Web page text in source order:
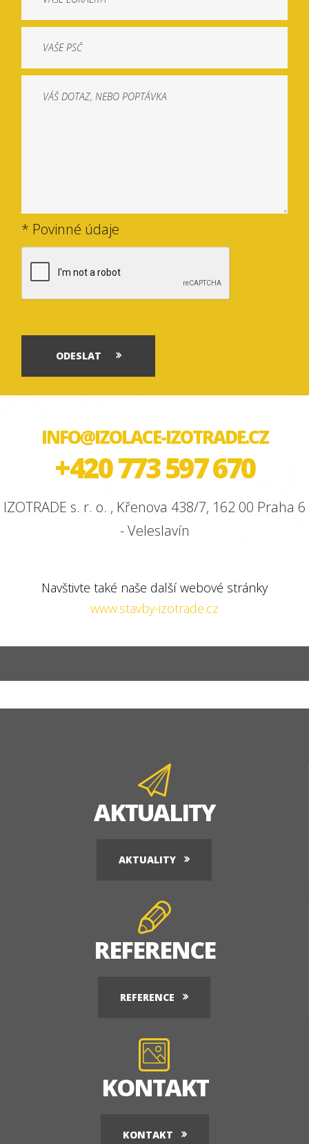
* Povinné údaje
ODESLAT
INFO@IZOLACE-IZOTRADE.CZ
+420 773 597 670
IZOTRADE s. r. o. , Křenova 438/7, 162 00 Praha 6
- Veleslavín
Navštivte také naše další webové stránky
www.stavby-izotrade.cz
AKTUALITY
AKTUALITY
REFERENCE
REFERENCE
KONTAKT
KONTAKT